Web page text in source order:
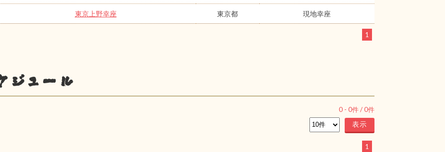
東京上野幸座 東京都 現地幸座
1
ジュール
0 - 0件 /0件
1